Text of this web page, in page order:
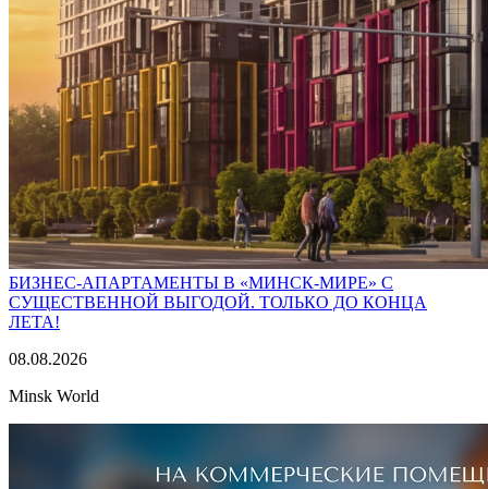
БИЗНЕС-АПАРТАМЕНТЫ В «МИНСК-МИРЕ» С
СУЩЕСТВЕННОЙ ВЫГОДОЙ. ТОЛЬКО ДО КОНЦА
ЛЕТА!
08.08.2026
Minsk World